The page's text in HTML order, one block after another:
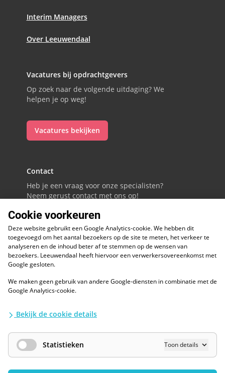
Interim Managers
Over Leeuwendaal
Contact
Heb je een vraag voor onze specialisten?
Neem gerust contact met ons op!
088 - 0086800
Volg ons op LinkedIn
Vacatures bij opdrachtgevers
Op zoek naar de volgende uitdaging? We
helpen je op weg!
Vacatures bekijken
ESG
Diversiteit en inclusie
Algemene voorwaarden
Waarborgen privacy en informatiebeveiliging
AI / LLM
Privacybescherming
Cookie voorkeuren
Deze website gebruikt een Google Analytics-cookie. We hebben dit
toegevoegd om het aantal bezoekers op de site te meten, het verkeer te
analyseren en de inhoud beter af te stemmen op de wensen van
bezoekers. Leeuwendaal heeft hiervoor een verwerkersovereenkomst met
Google gesloten.
We maken geen gebruik van andere Google-diensten in combinatie met de
Google Analytics-cookie.
Bekijk de cookie details
Statistieken Toon details